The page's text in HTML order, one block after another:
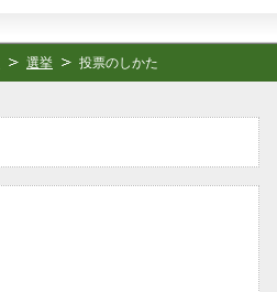
選挙 投票のしかた